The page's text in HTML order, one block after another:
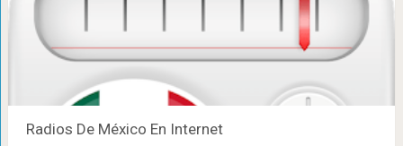
Radios De México En Internet